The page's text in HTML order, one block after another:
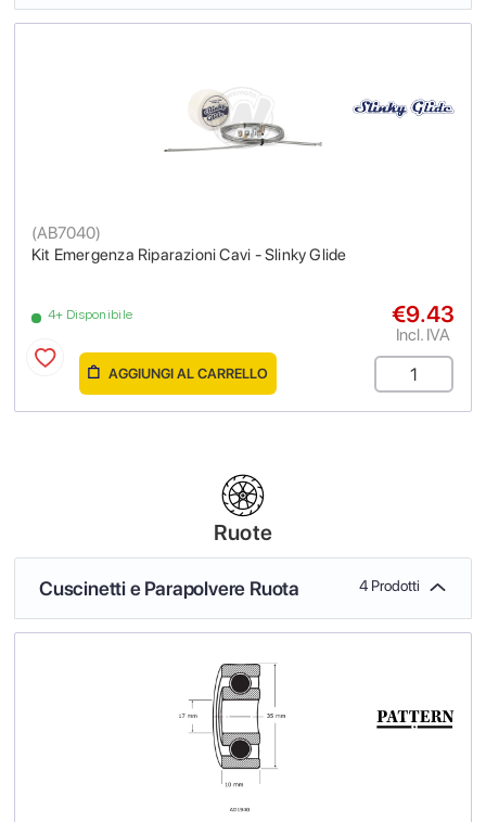
Kit Emergenza Riparazioni Cavi - Slinky Glide
(AB7040)
4+ Disponibile €9.43
Incl. IVA
AGGIUNGI AL CARRELLO
Ruote
Cuscinetti e Parapolvere Ruota 4 Prodotti